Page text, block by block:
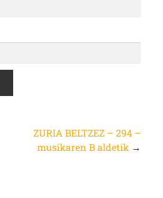
ZURIA BELTZEZ – 294 –
musikaren B aldetik →